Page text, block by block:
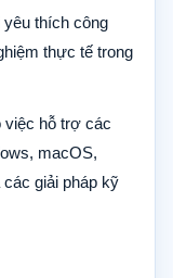
thích công
thực tế trong
việc hỗ trợ các
macOS,
các giải pháp kỹ